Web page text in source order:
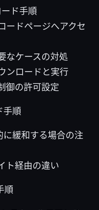
ド手順
ードページへアクセ
なケースの対処
ンロードと実行
御の許可設定
手順
緩和する場合の注
ト経由の違い
順